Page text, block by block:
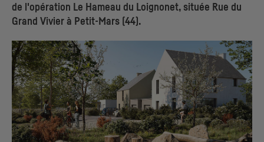
de l'opération Le Hameau du Loignonet, située Rue du
Grand Vivier à Petit-Mars (44).